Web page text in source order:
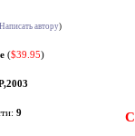
Написать автору)
($39.95)
9